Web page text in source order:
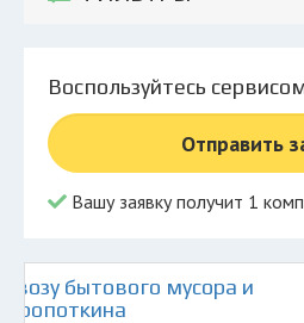
© 2026 Все права защищены
Воспользуйтесь
Отправить
Вашу заявку получит 1
бытового мусора и
Кропоткина